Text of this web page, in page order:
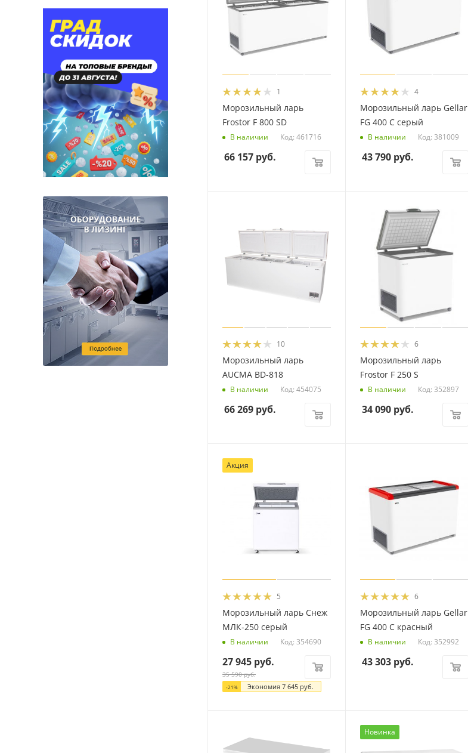
1
Морозильный ларь
Frostor F 800 SD
В наличии Код: 461716
66 157 руб.
4
Морозильный ларь Gellar
FG 400 C серый
В наличии Код: 381009
43 790руб.
10
Морозильный ларь
AUCMA BD-818
В наличии Код: 454075
66 269 руб.
6
Морозильный ларь
Frostor F 250 S
В наличии Код: 352897
34 090руб.
Акция
5
Морозильный ларь Снеж
МЛК-250 серый
В наличии Код: 354690
27 945 руб.
35 590руб.
-21% Экономия 7 645 руб.
6
Морозильный ларь Gellar
FG 400 C красный
В наличии Код: 352992
43 303руб.
Новинка